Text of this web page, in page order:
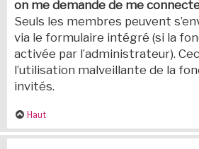
on me demande de me
Seuls les membres peuvent
via le formulaire intégré (si la
activée par l’administrateur).
l’utilisation malveillante de la
invités.
Haut